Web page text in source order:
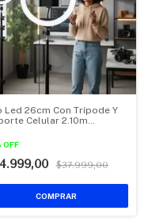
Led 26cm Con Trípode Y
Celular 2.10m
OFF
$37.999,00